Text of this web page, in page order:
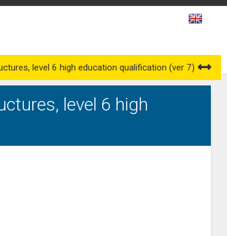
level 6 high
level 6 high education qualification (ver 7)